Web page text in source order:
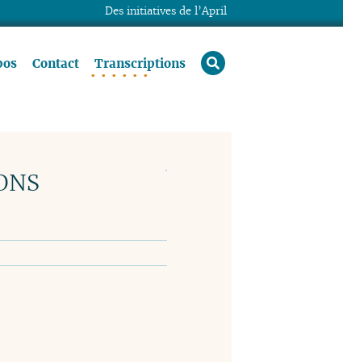
Contact Transcriptions rechercher
Des initiatives de l’April